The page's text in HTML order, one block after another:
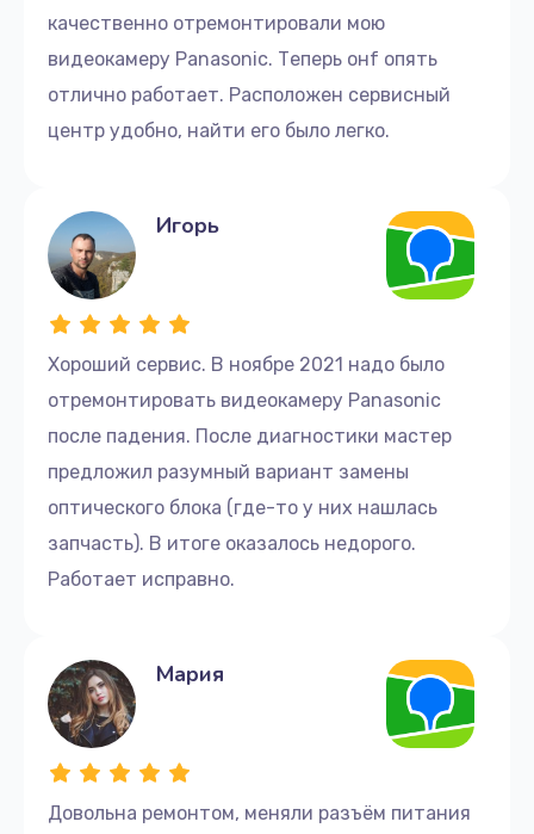
качественно отремонтировали мою
видеокамеру Panasonic. Теперь онf опять
отлично работает. Расположен сервисный
центр удобно, найти его было легко.
Хороший сервис. В ноябре 2021 надо было
отремонтировать видеокамеру Panasonic
после падения. После диагностики мастер
предложил разумный вариант замены
оптического блока (где-то у них нашлась
запчасть). В итоге оказалось недорого.
Работает исправно.
Игорь
Довольна ремонтом, меняли разъём питания
Мария